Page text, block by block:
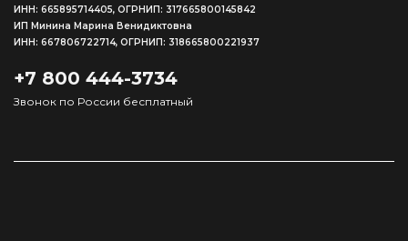
ИНН: 665895714405, ОГРНИП: 317665800145842
ИП Минина Марина Венидиктовна
ИНН: 667806722714, ОГРНИП: 318665800221937
+7 800 444-3734
Звонок по России бесплатный